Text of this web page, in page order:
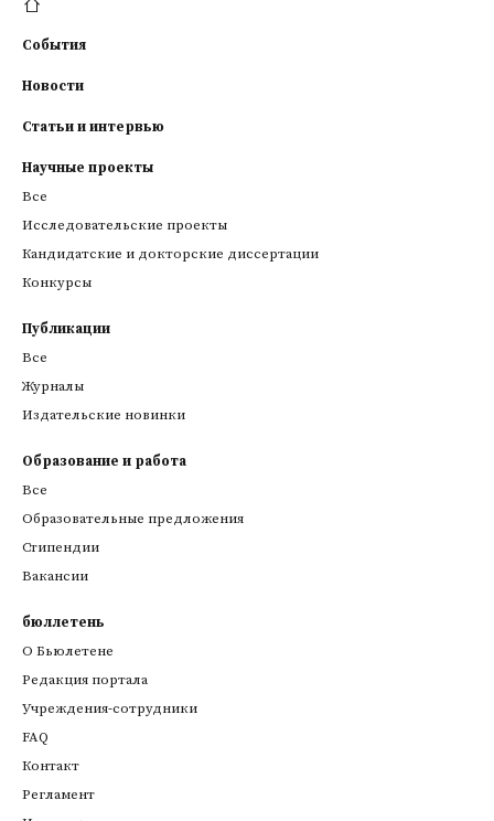
События
Новости
Статьи и интервью
Научные проекты
Все
Исследовательские проекты
Кандидатские и докторские диссертации
Конкурсы
Публикации
Все
Журналы
Издательские новинки
Образование и работа
Все
Образовательные предложения
Стипендии
Вакансии
бюллетень
О Бьюлетене
Редакция портала
Учреждения-сотрудники
FAQ
Контакт
Регламент